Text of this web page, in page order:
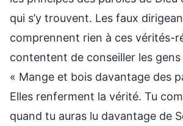
qui s’y trouvent. Les faux
comprennent rien à ces vérités-
contentent de conseiller les
« Mange et bois davantage des
Elles renferment la vérité. Tu
quand tu auras lu davantage de